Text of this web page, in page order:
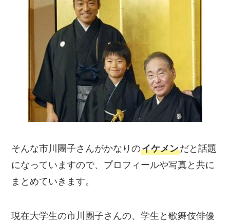
そんな市川團子さんがかなりのイケメンだと話題
になっていますので、プロフィールや写真と共に
まとめていきます。
現在大学生の市川團子さんの、学生と歌舞伎俳優